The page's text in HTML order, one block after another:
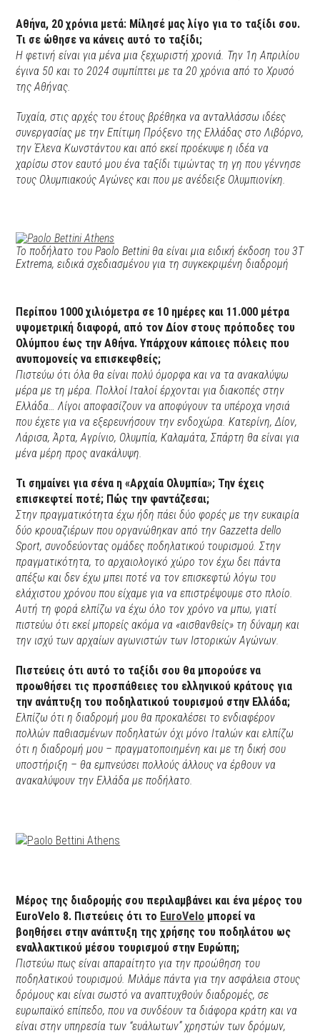
Αθήνα, 20 χρόνια μετά: Μίλησέ μας λίγο για το ταξίδι σου.
Τι σε ώθησε να κάνεις αυτό το ταξίδι;
Η φετινή είναι για μένα μια ξεχωριστή χρονιά. Την 1η Απριλίου
έγινα 50 και το 2024 συμπίπτει με τα 20 χρόνια από το Χρυσό
της Αθήνας.
Τυχαία, στις αρχές του έτους βρέθηκα να ανταλλάσσω ιδέες
συνεργασίας με την Επίτιμη Πρόξενο της Ελλάδας στο Λιβόρνο,
την Έλενα Κωνστάντου και από εκεί προέκυψε η ιδέα να
χαρίσω στον εαυτό μου ένα ταξίδι τιμώντας τη γη που γέννησε
τους Ολυμπιακούς Αγώνες και που με ανέδειξε Ολυμπιονίκη.
Το ποδήλατο του Paolo Bettini θα είναι μια ειδική έκδοση του 3T
Extrema, ειδικά σχεδιασμένου για τη συγκεκριμένη διαδρομή
Περίπου 1000 χιλιόμετρα σε 10 ημέρες και 11.000 μέτρα
υψομετρική διαφορά, από τον Δίον στους πρόποδες του
Ολύμπου έως την Αθήνα. Υπάρχουν κάποιες πόλεις που
ανυπομονείς να επισκεφθείς;
Πιστεύω ότι όλα θα είναι πολύ όμορφα και να τα ανακαλύψω
μέρα με τη μέρα. Πολλοί Ιταλοί έρχονται για διακοπές στην
Ελλάδα… Λίγοι αποφασίζουν να αποφύγουν τα υπέροχα νησιά
που έχετε για να εξερευνήσουν την ενδοχώρα. Κατερίνη, Δίον,
Λάρισα, Άρτα, Αγρίνιο, Ολυμπία, Καλαμάτα, Σπάρτη θα είναι για
μένα μέρη προς ανακάλυψη.
Τι σημαίνει για σένα η «Αρχαία Ολυμπία»; Την έχεις
επισκεφτεί ποτέ; Πώς την φαντάζεσαι;
Στην πραγματικότητα έχω ήδη πάει δύο φορές με την ευκαιρία
δύο κρουαζιέρων που οργανώθηκαν από την Gazzetta dello
Sport, συνοδεύοντας ομάδες ποδηλατικού τουρισμού. Στην
πραγματικότητα, το αρχαιολογικό χώρο τον έχω δει πάντα
απέξω και δεν έχω μπει ποτέ να τον επισκεφτώ λόγω του
ελάχιστου χρόνου που είχαμε για να επιστρέψουμε στο πλοίο.
Αυτή τη φορά ελπίζω να έχω όλο τον χρόνο να μπω, γιατί
πιστεύω ότι εκεί μπορείς ακόμα να «αισθανθείς» τη δύναμη και
την ισχύ των αρχαίων αγωνιστών των Ιστορικών Αγώνων.
Πιστεύεις ότι αυτό το ταξίδι σου θα μπορούσε να
προωθήσει τις προσπάθειες του ελληνικού κράτους για
την ανάπτυξη του ποδηλατικού τουρισμού στην Ελλάδα;
Ελπίζω ότι η διαδρομή μου θα προκαλέσει το ενδιαφέρον
πολλών παθιασμένων ποδηλατών όχι μόνο Ιταλών και ελπίζω
ότι η διαδρομή μου – πραγματοποιημένη και με τη δική σου
υποστήριξη – θα εμπνεύσει πολλούς άλλους να έρθουν να
ανακαλύψουν την Ελλάδα με ποδήλατο.
Μέρος της διαδρομής σου περιλαμβάνει και ένα μέρος του
EuroVelo 8. Πιστεύεις ότι το EuroVelo μπορεί να
βοηθήσει στην ανάπτυξη της χρήσης του ποδηλάτου ως
εναλλακτικού μέσου τουρισμού στην Ευρώπη;
Πιστεύω πως είναι απαραίτητο για την προώθηση του
ποδηλατικού τουρισμού. Μιλάμε πάντα για την ασφάλεια στους
δρόμους και είναι σωστό να αναπτυχθούν διαδρομές, σε
ευρωπαϊκό επίπεδο, που να συνδέουν τα διάφορα κράτη και να
είναι στην υπηρεσία των “ευάλωτων” χρηστών των δρόμων,